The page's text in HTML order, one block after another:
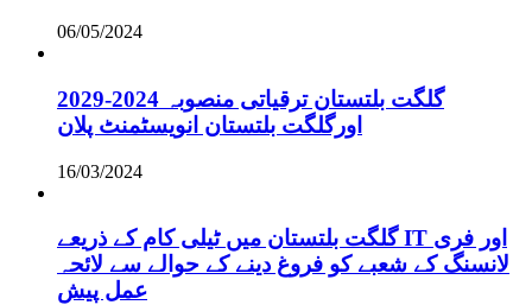
06/05/2024
گلگت بلتستان ترقیاتی منصوبہ 2024-2029
اورگلگت بلتستان انویسٹمنٹ پلان
16/03/2024
گلگت بلتستان میں ٹیلی کام کے ذریعے IT اور فری
لانسنگ کے شعبے کو فروغ دینے کے حوالے سے لائحہ
عمل پیش